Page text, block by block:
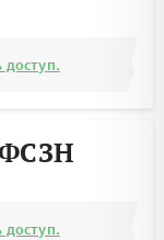
доступ.
ФСЗН
доступ.